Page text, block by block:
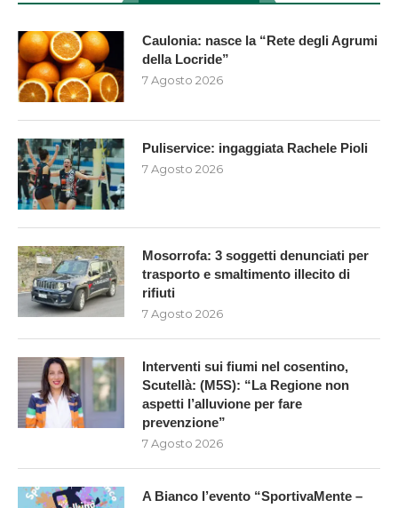
Caulonia: nasce la “Rete degli Agrumi
della Locride”
7 Agosto 2026
Puliservice: ingaggiata Rachele Pioli
7 Agosto 2026
Mosorrofa: 3 soggetti denunciati per
trasporto e smaltimento illecito di
rifiuti
7 Agosto 2026
Interventi sui fiumi nel cosentino,
Scutellà: (M5S): “La Regione non
aspetti l’alluvione per fare
prevenzione”
7 Agosto 2026
A Bianco l’evento “SportivaMente –